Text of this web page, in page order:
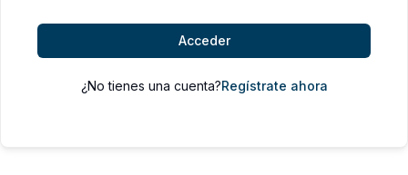
Acceder
¿No tienes una cuenta?Regístrate ahora